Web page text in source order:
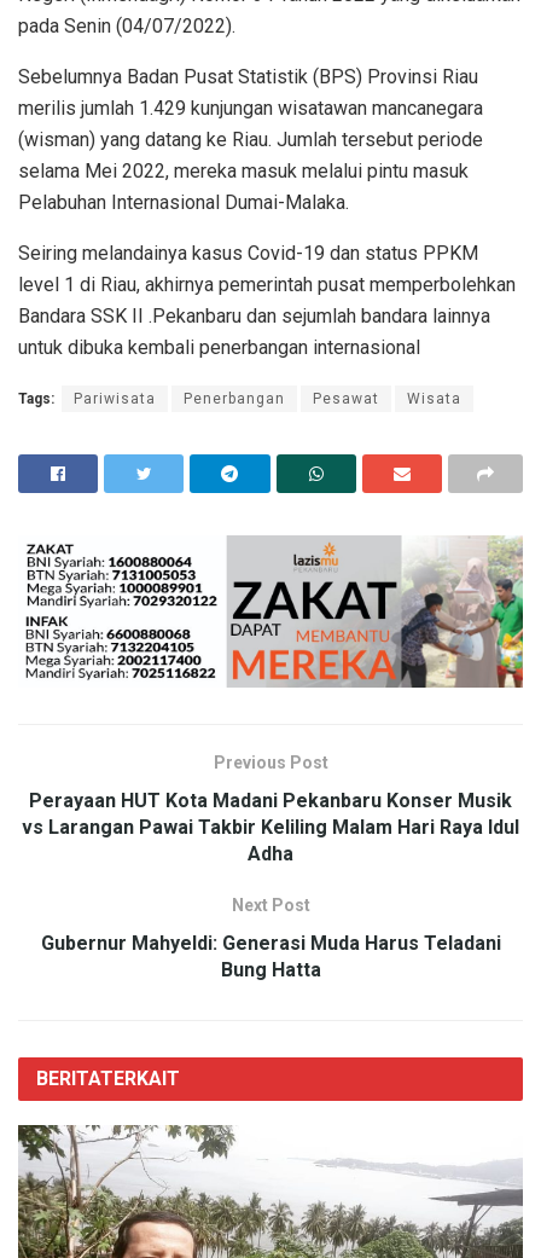
pada Senin (04/07/2022).
Sebelumnya Badan Pusat Statistik (BPS) Provinsi Riau
merilis jumlah 1.429 kunjungan wisatawan mancanegara
(wisman) yang datang ke Riau. Jumlah tersebut periode
selama Mei 2022, mereka masuk melalui pintu masuk
Pelabuhan Internasional Dumai-Malaka.
Seiring melandainya kasus Covid-19 dan status PPKM
level 1 di Riau, akhirnya pemerintah pusat memperbolehkan
Bandara SSK II .Pekanbaru dan sejumlah bandara lainnya
untuk dibuka kembali penerbangan internasional
Tags: Pariwisata Penerbangan Pesawat Wisata
Previous Post
Perayaan HUT Kota Madani Pekanbaru Konser Musik
vs Larangan Pawai Takbir Keliling Malam Hari Raya Idul
Adha
Next Post
Gubernur Mahyeldi: Generasi Muda Harus Teladani
Bung Hatta
BERITATERKAIT